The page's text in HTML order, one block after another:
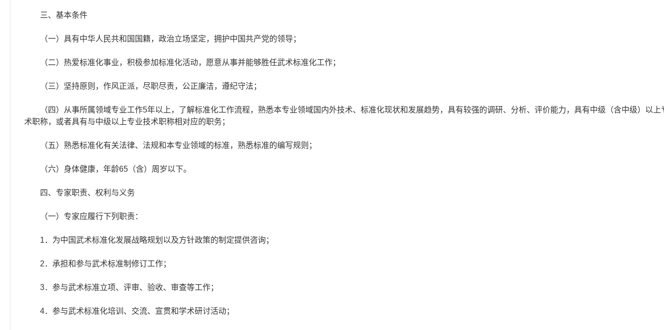
三、基本条件
（一）具有中华人民共和国国籍，政治立场坚定，拥护中国共产党的领导；
（二）热爱标准化事业，积极参加标准化活动，愿意从事并能够胜任武术标准化工作；
（三）坚持原则，作风正派，尽职尽责，公正廉洁，遵纪守法；
（四）从事所属领域专业工作5年以上，了解标准化工作流程，熟悉本专业领域国内外技术、标准化现状和发展趋势，具有较强的调研、分析、评价能力，具有中级（含中级）以上
术职称，或者具有与中级以上专业技术职称相对应的职务；
（五）熟悉标准化有关法律、法规和本专业领域的标准，熟悉标准的编写规则；
（六）身体健康，年龄65（含）周岁以下。
四、专家职责、权利与义务
（一）专家应履行下列职责：
1．为中国武术标准化发展战略规划以及方针政策的制定提供咨询；
2．承担和参与武术标准制修订工作；
3．参与武术标准立项、评审、验收、审查等工作；
4．参与武术标准化培训、交流、宣贯和学术研讨活动；